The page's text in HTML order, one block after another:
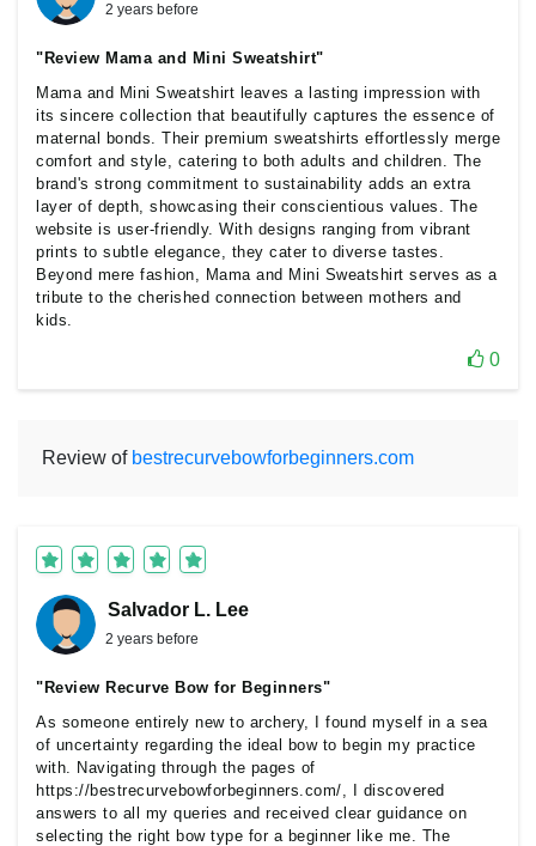
2 years before
"Review Mama and Mini Sweatshirt"
Mama and Mini Sweatshirt leaves a lasting impression with
its sincere collection that beautifully captures the essence of
maternal bonds. Their premium sweatshirts effortlessly merge
comfort and style, catering to both adults and children. The
brand's strong commitment to sustainability adds an extra
layer of depth, showcasing their conscientious values. The
website is user-friendly. With designs ranging from vibrant
prints to subtle elegance, they cater to diverse tastes.
Beyond mere fashion, Mama and Mini Sweatshirt serves as a
tribute to the cherished connection between mothers and
kids.
0
Review of bestrecurvebowforbeginners.com
Salvador L. Lee
2 years before
"Review Recurve Bow for Beginners"
As someone entirely new to archery, I found myself in a sea
of uncertainty regarding the ideal bow to begin my practice
with. Navigating through the pages of
https://bestrecurvebowforbeginners.com/, I discovered
answers to all my queries and received clear guidance on
selecting the right bow type for a beginner like me. The